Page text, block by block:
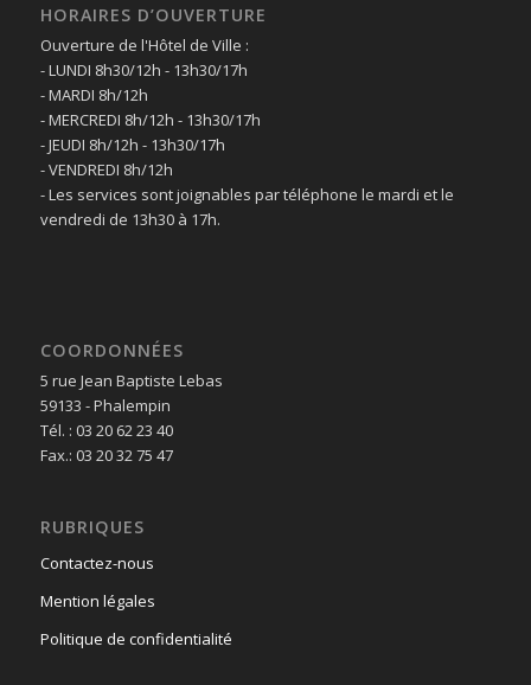
HORAIRES D’OUVERTURE
Ouverture de l'Hôtel de Ville :
- LUNDI 8h30/12h - 13h30/17h
- MARDI 8h/12h
- MERCREDI 8h/12h - 13h30/17h
- JEUDI 8h/12h - 13h30/17h
- VENDREDI 8h/12h
- Les services sont joignables par téléphone le mardi et le
vendredi de 13h30 à 17h.
COORDONNÉES
5 rue Jean Baptiste Lebas
59133 - Phalempin
Tél. : 03 20 62 23 40
Fax.: 03 20 32 75 47
RUBRIQUES
Contactez-nous
Mention légales
Politique de confidentialité